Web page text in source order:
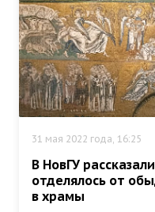
31 мая 2022 года, 16:25
В НовГУ
отделялось от
в храмы